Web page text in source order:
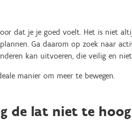
dat je je goed voelt. Het is niet
Ga daarom op zoek naar
kan uitvoeren, die veilig en
manier om meer te bewegen.
de lat niet te